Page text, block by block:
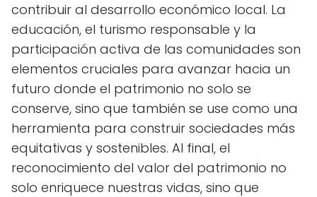
contribuir al desarrollo económico local. La
educación, el turismo responsable y la
participación activa de las comunidades son
elementos cruciales para avanzar hacia un
futuro donde el patrimonio no solo se
conserve, sino que también se use como una
herramienta para construir sociedades más
equitativas y sostenibles. Al final, el
reconocimiento del valor del patrimonio no
solo enriquece nuestras vidas, sino que